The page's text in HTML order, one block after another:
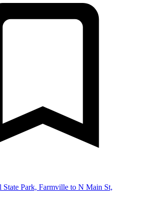
Park, Farmville to N Main St,